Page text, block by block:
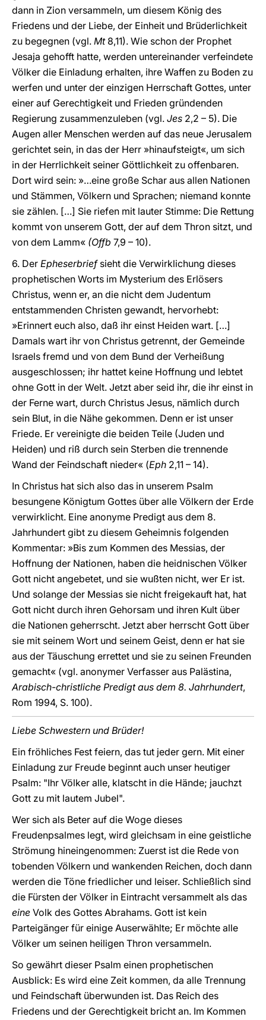
dann in Zion versammeln, um diesem König des
Friedens und der Liebe, der Einheit und Brüderlichkeit
zu begegnen (vgl. Mt8,11). Wie schon der Prophet
Jesaja gehofft hatte, werden untereinander verfeindete
Völker die Einladung erhalten, ihre Waffen zu Boden zu
werfen und unter der einzigen Herrschaft Gottes, unter
einer auf Gerechtigkeit und Frieden gründenden
Regierung zusammenzuleben (vgl. Jes 2,2 – 5). Die
Augen aller Menschen werden auf das neue Jerusalem
gerichtet sein, in das der Herr »hinaufsteigt«, um sich
in der Herrlichkeit seiner Göttlichkeit zu offenbaren.
Dort wird sein: »…eine große Schar aus allen Nationen
und Stämmen, Völkern und Sprachen; niemand konnte
sie zählen. […] Sie riefen mit lauter Stimme: Die Rettung
kommt von unserem Gott, der auf dem Thron sitzt, und
von dem Lamm« (Offb 7,9 – 10).
6. Der Epheserbriefsieht die Verwirklichung dieses
prophetischen Worts im Mysterium des Erlösers
Christus, wenn er, an die nicht dem Judentum
entstammenden Christen gewandt, hervorhebt:
»Erinnert euch also, daß ihr einst Heiden wart. […]
Damals wart ihr von Christus getrennt, der Gemeinde
Israels fremd und von dem Bund der Verheißung
ausgeschlossen; ihr hattet keine Hoffnung und lebtet
ohne Gott in der Welt. Jetzt aber seid ihr, die ihr einst in
der Ferne wart, durch Christus Jesus, nämlich durch
sein Blut, in die Nähe gekommen. Denn er ist unser
Friede. Er vereinigte die beiden Teile (Juden und
Heiden) und riß durch sein Sterben die trennende
Wand der Feindschaft nieder« (Eph 2,11 – 14).
In Christus hat sich also das in unserem Psalm
besungene Königtum Gottes über alle Völkern der Erde
verwirklicht. Eine anonyme Predigt aus dem 8.
Jahrhundert gibt zu diesem Geheimnis folgenden
Kommentar: »Bis zum Kommen des Messias, der
Hoffnung der Nationen, haben die heidnischen Völker
Gott nicht angebetet, und sie wußten nicht, wer Er ist.
Und solange der Messias sie nicht freigekauft hat, hat
Gott nicht durch ihren Gehorsam und ihren Kult über
die Nationen geherrscht. Jetzt aber herrscht Gott über
sie mit seinem Wort und seinem Geist, denn er hat sie
aus der Täuschung errettet und sie zu seinen Freunden
gemacht« (vgl. anonymer Verfasser aus Palästina,
Arabisch-christliche Predigt aus dem 8. Jahrhundert,
Rom 1994, S. 100).
Liebe Schwestern und Brüder!
Ein fröhliches Fest feiern, das tut jeder gern. Mit einer
Einladung zur Freude beginnt auch unser heutiger
Psalm: "Ihr Völker alle, klatscht in die Hände; jauchzt
Gott zu mit lautem Jubel".
Wer sich als Beter auf die Woge dieses
Freudenpsalmes legt, wird gleichsam in eine geistliche
Strömung hineingenommen: Zuerst ist die Rede von
tobenden Völkern und wankenden Reichen, doch dann
werden die Töne friedlicher und leiser. Schließlich sind
die Fürsten der Völker in Eintracht versammelt als das
eine Volk des Gottes Abrahams. Gott ist kein
Parteigänger für einige Auserwählte; Er möchte alle
Völker um seinen heiligen Thron versammeln.
So gewährt dieser Psalm einen prophetischen
Ausblick: Es wird eine Zeit kommen, da alle Trennung
und Feindschaft überwunden ist. Das Reich des
Friedens und der Gerechtigkeit bricht an. Im Kommen